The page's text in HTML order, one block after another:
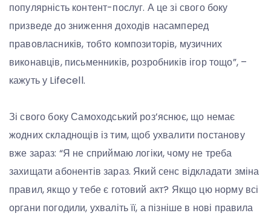
популярність контент-послуг. А це зі свого боку
призведе до зниження доходів насамперед
правовласників, тобто композиторів, музичних
виконавців, письменників, розробників ігор тощо”, –
кажуть у Lifecell.
Зі свого боку Самоходський роз’яснює, що немає
жодних складнощів із тим, щоб ухвалити постанову
вже зараз: “Я не сприймаю логіки, чому не треба
захищати абонентів зараз. Який сенс відкладати зміна
правил, якщо у тебе є готовий акт? Якщо цю норму всі
органи погодили, ухваліть її, а пізніше в нові правила